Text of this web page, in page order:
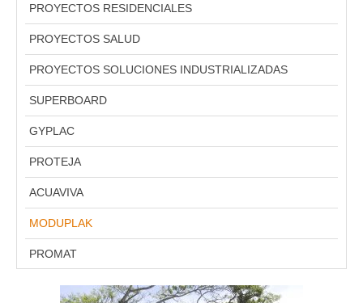
PROYECTOS RESIDENCIALES
PROYECTOS SALUD
PROYECTOS SOLUCIONES INDUSTRIALIZADAS
SUPERBOARD
GYPLAC
PROTEJA
ACUAVIVA
MODUPLAK
PROMAT